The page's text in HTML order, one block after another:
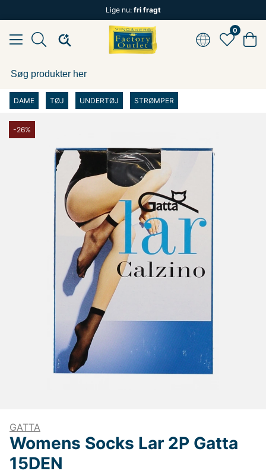
Lige nu: fri fragt
0
DAME TØJ UNDERTØJ STRØMPER
-26%
GATTA
Womens Socks Lar 2P Gatta
15DEN